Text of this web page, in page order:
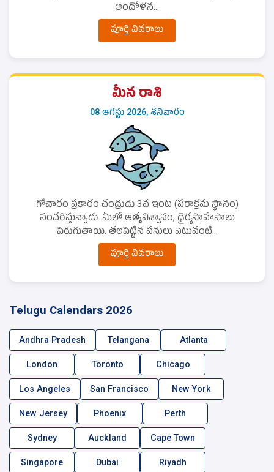
ఆందోళన...
పూర్తి వివరాలు
మీన రాశి
08 ఆగస్టు 2026, శనివారం
గోచారం ప్రకారం చంద్రుడు 3వ ఇంట (పరాక్రమ స్థానం)
సంచరిస్తున్నాడు. మీలో ఆత్మవిశ్వాసం, ధైర్యసాహసాలు
పెరుగుతాయి. తలపెట్టిన పనులు ఎటువంటి...
పూర్తి వివరాలు
Telugu Calendars 2026
Andhra Pradesh Telangana Atlanta
London Toronto Chicago
Los Angeles San Francisco New York
New Jersey Phoenix Perth
Sydney Auckland Cape Town
Singapore Dubai Riyadh